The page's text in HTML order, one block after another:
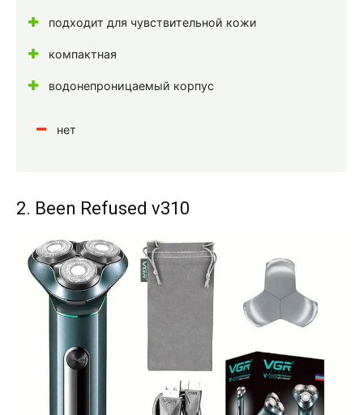
подходит для чувствительной кожи
компактная
водонепроницаемый корпус
нет
2. Been Refused v310